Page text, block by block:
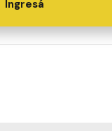
Ingresá